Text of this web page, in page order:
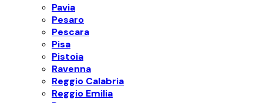
Pavia
Pesaro
Pescara
Pisa
Pistoia
Ravenna
Reggio Calabria
Reggio Emilia